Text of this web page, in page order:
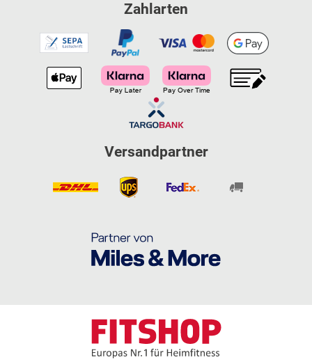
Zahlarten
Versandpartner